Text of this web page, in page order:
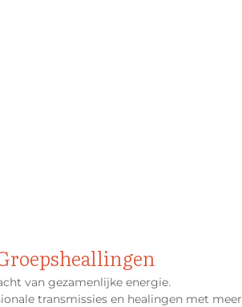
van gezamenlijke energie.
transmissies en healingen met meer